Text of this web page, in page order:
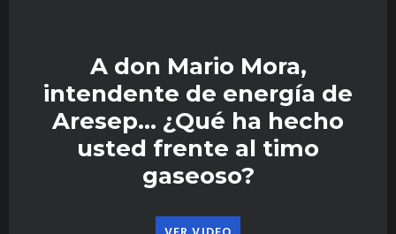
A don Mario Mora,
intendente de energía de
Aresep… ¿Qué ha hecho
usted frente al timo
gaseoso?